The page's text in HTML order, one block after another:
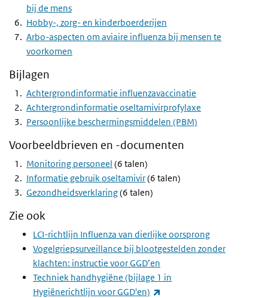
bij de mens
Hobby-, zorg- en kinderboerderijen
Arbo-aspecten om aviaire influenza bij mensen te
voorkomen
Bijlagen
Achtergrondinformatie influenzavaccinatie
Achtergrondinformatie oseltamivirprofylaxe
Persoonlijke beschermingsmiddelen (PBM)
Voorbeeldbrieven en -documenten
Monitoring personeel (6 talen)
Informatie gebruik oseltamivir(6 talen)
Gezondheidsverklaring(6 talen)
Zie ook
LCI-richtlijn Influenza van dierlijke oorsprong
Vogelgriepsurveillance bij blootgestelden zonder
klachten: instructie voor GGD’en
Techniek handhygiëne (bijlage 1 in
Hygiënerichtlijn voor GGD'en)